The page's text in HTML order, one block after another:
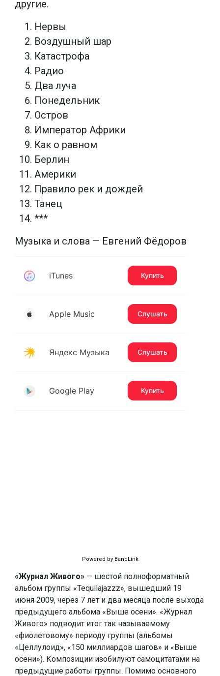
другие.
Нервы
Воздушный шар
Катастрофа
Радио
Два луча
Понедельник
Остров
Император Африки
Как о равном
Берлин
Америки
Правило рек и дождей
Танец
***
Музыка и слова — Евгений Фёдоров
Powered by BandLink
«Журнал Живого» — шестой полноформатный
альбом группы «Tequilajazzz», вышедший 19
июня 2009, через 7 лет и два месяца после выхода
предыдущего альбома «Выше осени». «Журнал
Живого» подводит итог так называемому
«фиолетовому» периоду группы (альбомы
«Целлулоид», «150 миллиардов шагов» и «Выше
осени»). Композиции изобилуют самоцитатами на
предыдущие работы группы. Помимо основного